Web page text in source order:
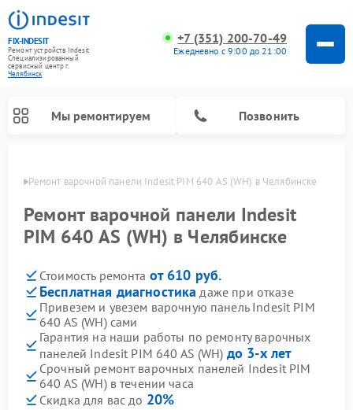
FIX-INDESIT
Ремонт устройств Indesit
Специализированный
cервисный центр г.
Челябинск
+7 (351) 200-70-49
Ежедневно с 9:00 до 21:00
Мы ремонтируем Позвонить
Ремонт варочной панели Indesit PIM 640 AS (WH) в Челябинске
Ремонт варочной панели Indesit
PIM 640 AS (WH) в Челябинске
Стоимость ремонта от 610 руб.
Бесплатная диагностика даже при отказе
Привезем и увезем варочную панель Indesit PIM
640 AS (WH) сами
Гарантия на наши работы по ремонту варочных
панелей Indesit PIM 640 AS (WH) до 3-х лет
Срочный ремонт варочных панелей Indesit PIM
640 AS (WH) в течении часа
Скидка для вас до 20%